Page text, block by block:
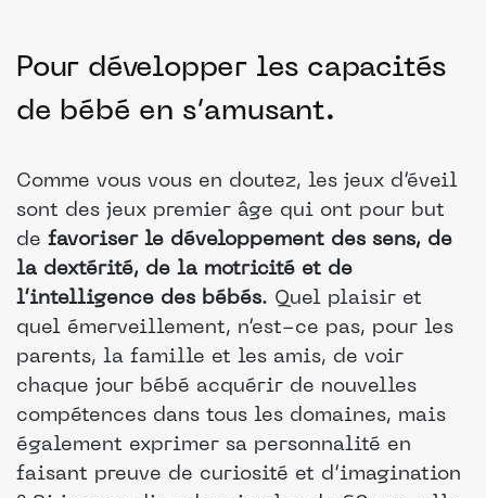
Pour développer les capacités
de bébé en s’amusant.
Comme vous vous en doutez, les jeux d’éveil
sont des jeux premier âge qui ont pour but
de favoriser le développement des sens, de
la dextérité, de la motricité et de
l’intelligence des bébés. Quel plaisir et
quel émerveillement, n’est-ce pas, pour les
parents, la famille et les amis, de voir
chaque jour bébé acquérir de nouvelles
compétences dans tous les domaines, mais
également exprimer sa personnalité en
faisant preuve de curiosité et d’imagination